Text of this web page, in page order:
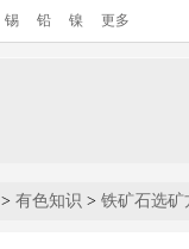
锡 铅 镍 更多
> 有色知识 > 铁矿石选矿